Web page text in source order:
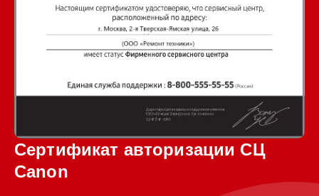
Сертификат авторизации СЦ
Canon